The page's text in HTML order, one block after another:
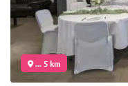
... 5 km